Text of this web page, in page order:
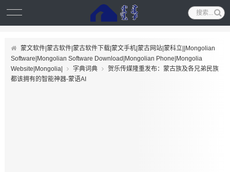
蒙文软件|蒙古软件|蒙古软件下载|蒙文手机|蒙古网站|蒙科立||Mongolian
Software|Mongolian Software Download|Mongolian Phone|Mongolia
Website|Mongolia|
字典词典
贺乐传媒隆重发布：蒙古族及各兄弟民族
都该拥有的智能神器-蒙语AI